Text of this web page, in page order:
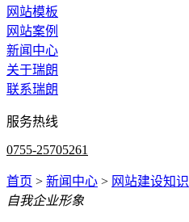
网站模板
网站案例
新闻中心
关于瑞朗
联系瑞朗
服务热线
0755-25705261
首页 > 新闻中心 > 网站建设知识
自我企业形象